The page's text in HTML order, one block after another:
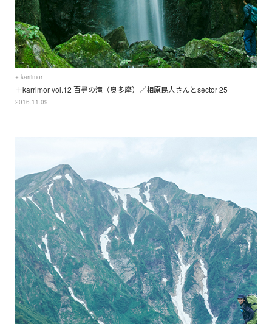
+ karrimor
＋karrimor vol.12 百尋の滝（奥多摩）／相原民人さんとsector 25
2016.11.09